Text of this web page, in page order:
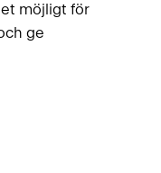
möjligt för
ge